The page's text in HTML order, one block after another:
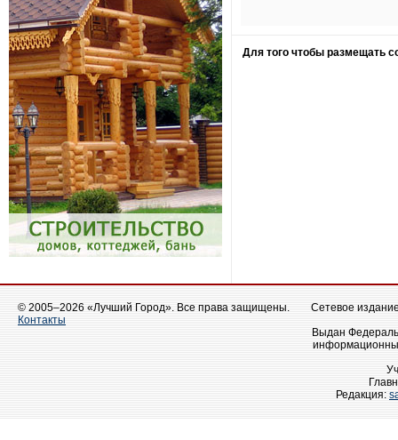
Для того чтобы размещать
© 2005–2026 «Лучший Город». Все права защищены.
Контакты
Сетевое
Выдан
Редакция: